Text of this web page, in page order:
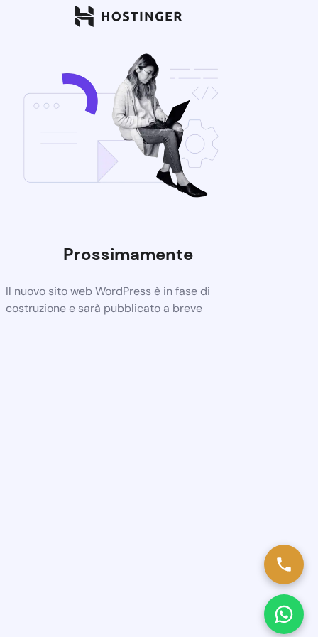
Prossimamente
Il nuovo sito web WordPress è in fase di
costruzione e sarà pubblicato a breve